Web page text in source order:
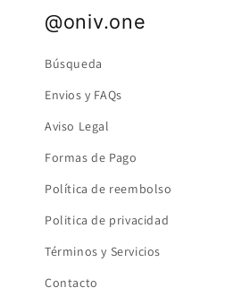
@oniv.one
Búsqueda
Envios y FAQs
Aviso Legal
Formas de Pago
Política de reembolso
Politica de privacidad
Términos y Servicios
Contacto